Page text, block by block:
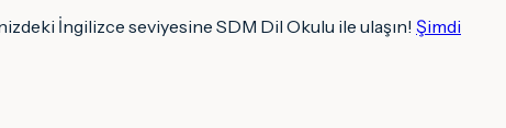
İngilizce seviyesine SDM Dil Okulu ile ulaşın! Şimdi